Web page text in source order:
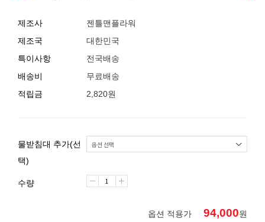
제조사
젠틀맨플라워
제조국
대한민국
특이사항
전국배송
배송비
무료배송
적립금
2,820원
물받침대 추가(선
택)
수량
옵션 적용가 94,000원